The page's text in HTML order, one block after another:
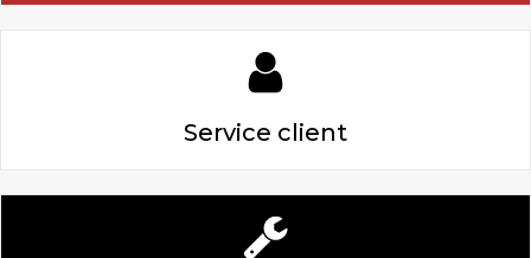
Service client